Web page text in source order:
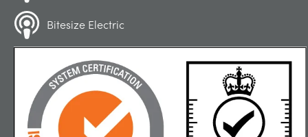
Bitesize Electric